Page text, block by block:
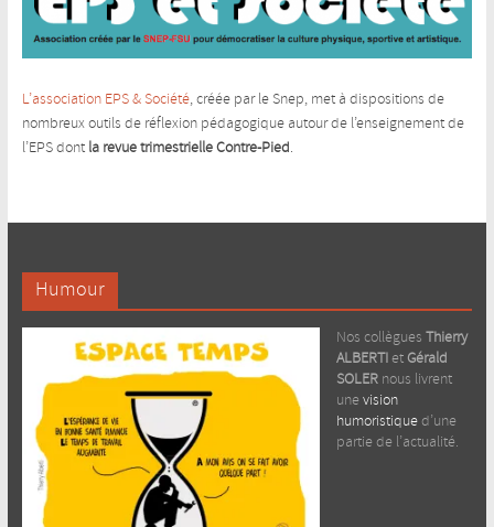
L’association EPS & Société, créée par le Snep, met à dispositions de
nombreux outils de réflexion pédagogique autour de l’enseignement de
l’EPS dont la revue trimestrielle Contre-Pied.
Humour
Nos collègues Thierry
ALBERTIet Gérald
SOLER nous livrent
une vision
humoristiqued’une
partie de l’actualité.